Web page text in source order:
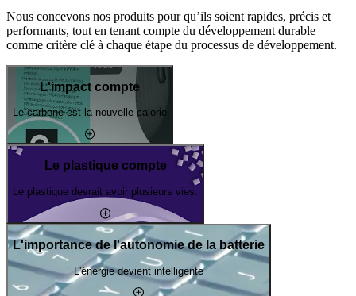
Nous concevons nos produits pour qu’ils soient rapides, précis et
performants, tout en tenant compte du développement durable
comme critère clé à chaque étape du processus de développement.
L'impact compte
Le carbone est la nouvelle calorie
Le plastique compte
Le plastique devrait avoir plusieurs vies.
L'importance de l'autonomie de la batterie
L'énergie devient intelligente